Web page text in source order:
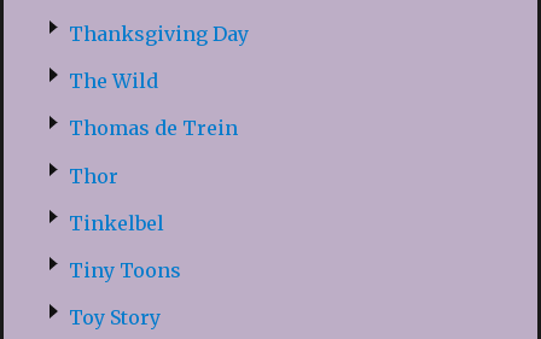
Thanksgiving Day
The Wild
Thomas de Trein
Thor
Tinkelbel
Tiny Toons
Toy Story